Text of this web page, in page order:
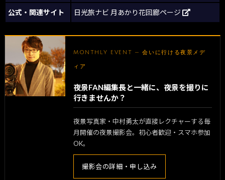
公式・関連サイト 日光旅ナビ 月あかり花回廊ページ
MONTHLY EVENT — 会いに行ける夜景メデ
ィア
夜景FAN編集長と一緒に、夜景を撮りに
行きませんか？
夜景写真家・中村勇太が直接レクチャーする毎
月開催の夜景撮影会。初心者歓迎・スマホ参加
OK。
撮影会の詳細・申し込み